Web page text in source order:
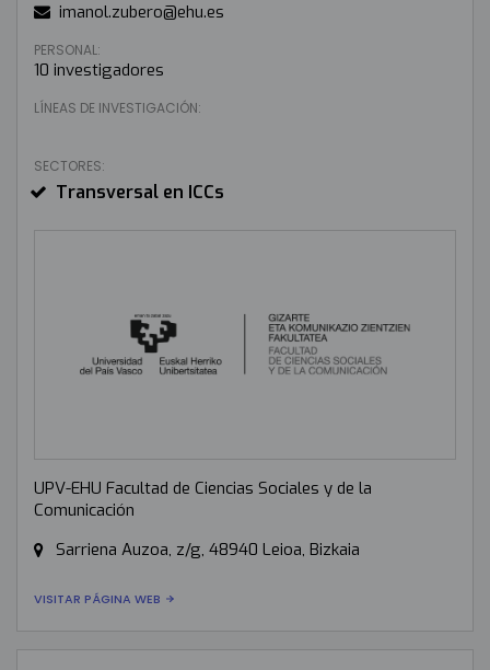
imanol.zubero@ehu.es
PERSONAL:
10 investigadores
LÍNEAS DE INVESTIGACIÓN:
SECTORES:
Transversal en ICCs
UPV-EHU Facultad de Ciencias Sociales y de la
Comunicación
Sarriena Auzoa, z/g, 48940 Leioa, Bizkaia
VISITAR PÁGINA WEB